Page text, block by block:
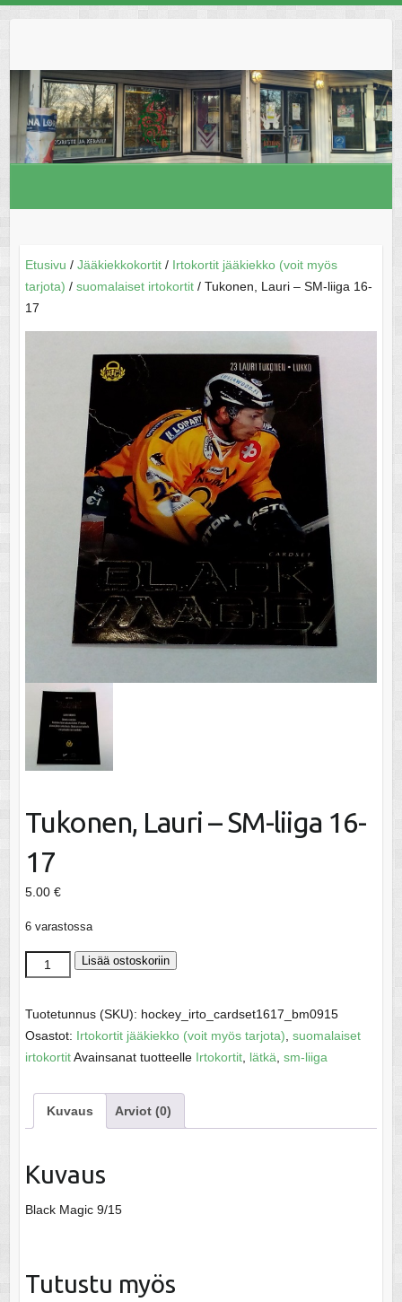
Etusivu / Jääkiekkokortit/ Irtokortit jääkiekko (voit myös
tarjota) / suomalaiset irtokortit/ Tukonen, Lauri – SM-liiga 16-
17
Tukonen, Lauri – SM-liiga 16-
17
5.00 €
6 varastossa
Tukonen,
Lauri
17
määrä
Lisää ostoskoriin
Tuotetunnus (SKU): hockey_irto_cardset1617_bm0915
Osastot: Irtokortit jääkiekko (voit myös tarjota) suomalaiset
irtokortitAvainsanat tuotteelle Irtokortit, lätkä sm-liiga
Kuvaus Arviot (0)
Kuvaus
Black Magic 9/15
Tutustu myös